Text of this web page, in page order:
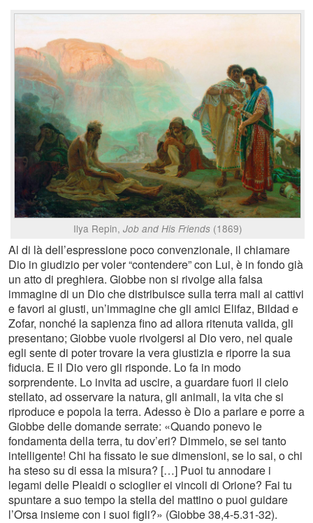
Ilya Repin, Job and His Friends(1869)
Al di là dell’espressione poco convenzionale, il chiamare
Dio in giudizio per voler “contendere” con Lui, è in fondo già
un atto di preghiera. Giobbe non si rivolge alla falsa
immagine di un Dio che distribuisce sulla terra mali ai cattivi
e favori ai giusti, un’immagine che gli amici Elifaz, Bildad e
Zofar, nonché la sapienza fino ad allora ritenuta valida, gli
presentano; Giobbe vuole rivolgersi al Dio vero, nel quale
egli sente di poter trovare la vera giustizia e riporre la sua
fiducia. E il Dio vero gli risponde. Lo fa in modo
sorprendente. Lo invita ad uscire, a guardare fuori il cielo
stellato, ad osservare la natura, gli animali, la vita che si
riproduce e popola la terra. Adesso è Dio a parlare e porre a
Giobbe delle domande serrate: «Quando ponevo le
fondamenta della terra, tu dov’eri? Dimmelo, se sei tanto
intelligente! Chi ha fissato le sue dimensioni, se lo sai, o chi
ha steso su di essa la misura? […] Puoi tu annodare i
legami delle Pleaidi o scioglier ei vincoli di Orione? Fai tu
spuntare a suo tempo la stella del mattino o puoi guidare
l’Orsa insieme con i suoi figli?» (Giobbe 38,4-5.31-32).